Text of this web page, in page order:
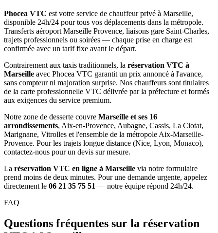
Phocea VTC est votre service de chauffeur privé à Marseille,
disponible 24h/24 pour tous vos déplacements dans la métropole.
Transferts aéroport Marseille Provence, liaisons gare Saint-Charles,
trajets professionnels ou soirées — chaque prise en charge est
confirmée avec un tarif fixe avant le départ.
Contrairement aux taxis traditionnels, la réservation VTC à
Marseille avec Phocea VTC garantit un prix annoncé à l'avance,
sans compteur ni majoration surprise. Nos chauffeurs sont titulaires
de la carte professionnelle VTC délivrée par la préfecture et formés
aux exigences du service premium.
Notre zone de desserte couvre Marseille et ses 16
arrondissements, Aix-en-Provence, Aubagne, Cassis, La Ciotat,
Marignane, Vitrolles et l'ensemble de la métropole Aix-Marseille-
Provence. Pour les trajets longue distance (Nice, Lyon, Monaco),
contactez-nous pour un devis sur mesure.
La réservation VTC en ligne à Marseille via notre formulaire
prend moins de deux minutes. Pour une demande urgente, appelez
directement le 06 21 35 75 51 — notre équipe répond 24h/24.
FAQ
Questions fréquentes sur la réservation